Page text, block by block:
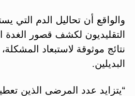
والواقع أن تحاليل الدم التي
التقليديون لكشف قصور الغدة
نتائج موثوقة لاستبعاد
البديلين.
“يتزايد عدد المرضى الذين